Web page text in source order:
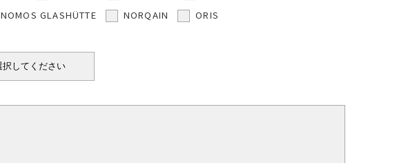
NOMOS GLASHÜTTE
NORQAIN ORIS